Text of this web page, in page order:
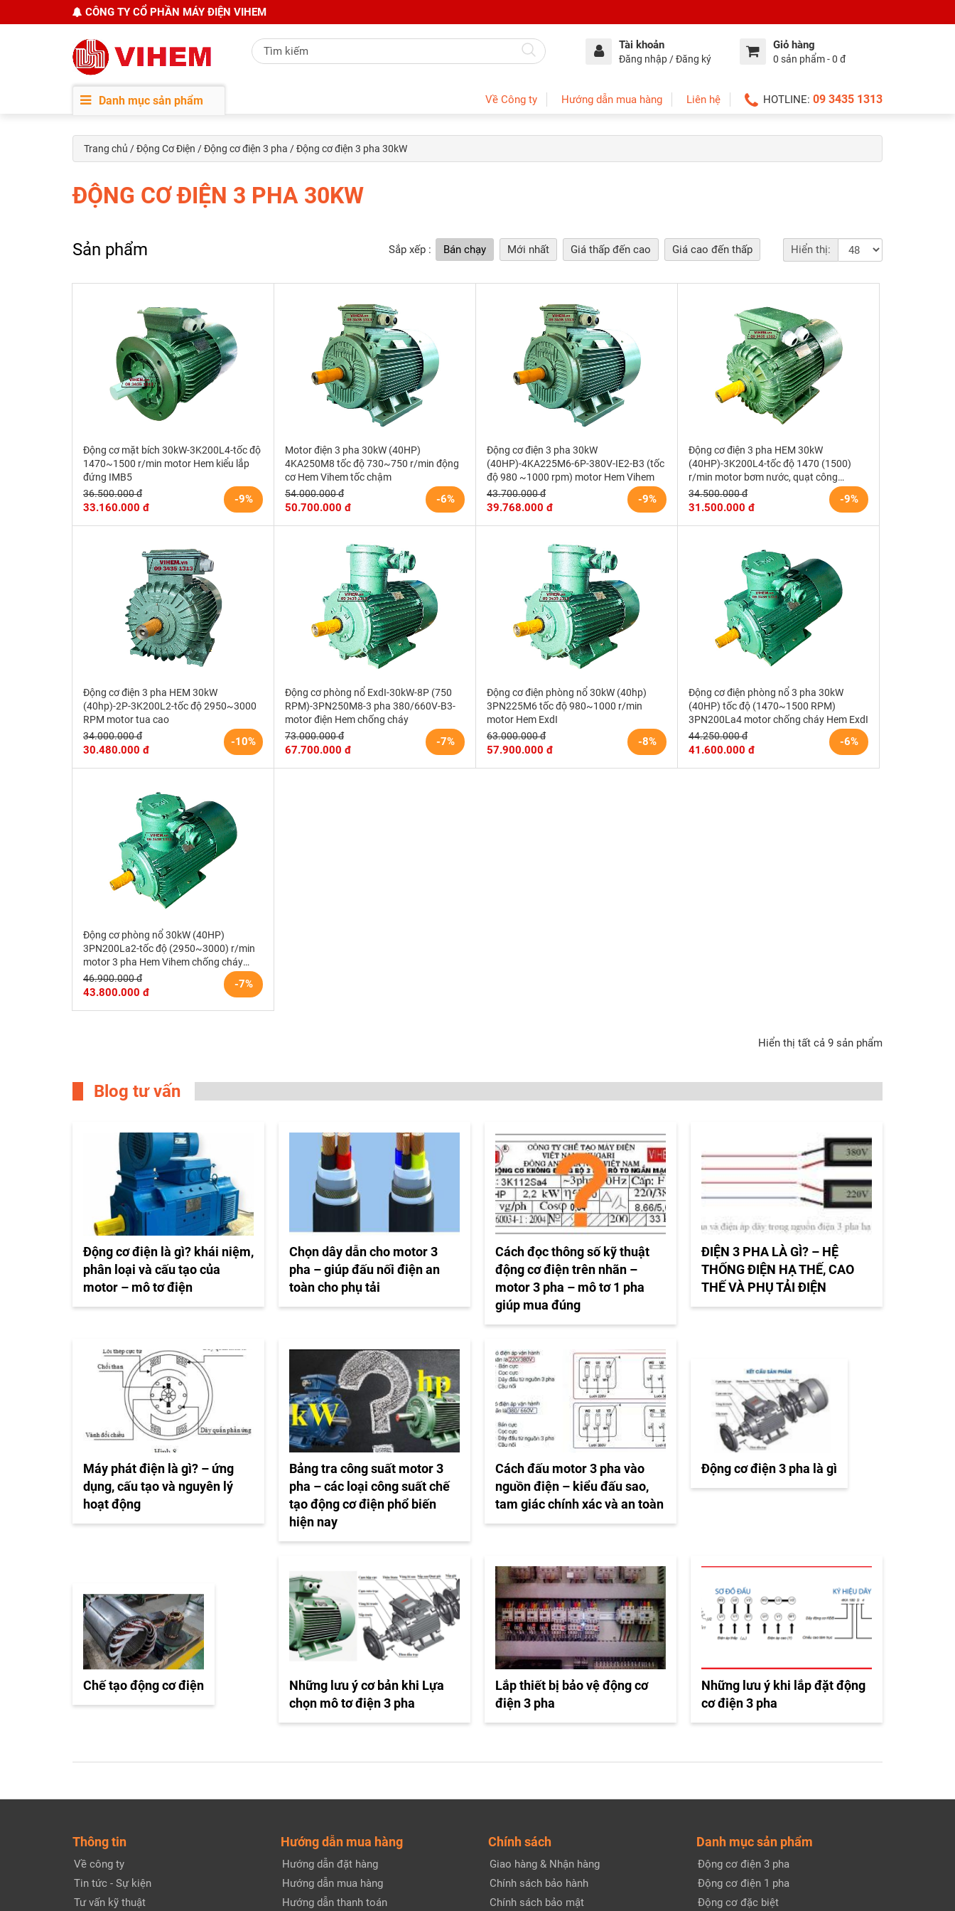
CÔNG TY CỔ PHẦN MÁY ĐIỆN VIHEM
Tài khoản
Đăng nhập / Đăng ký
Giỏ hàng
0 sản phẩm - 0 đ
Danh mục sản phẩm Về Công ty Hướng dẫn mua hàng Liên hệ HOTLINE: 09 3435 1313
Trang chủ /Động Cơ Điện /Động cơ điện 3 pha / Động cơ điện 3 pha 30kW
ĐỘNG CƠ ĐIỆN 3 PHA 30KW
Sản phẩm Hiển thị:
Sắp xếp : Bán chạy Mới nhất Giá thấp đến cao Giá cao đến thấp
Động cơ mặt bích 30kW-3K200L4-tốc độ
1470~1500 r/min motor Hem kiểu lắp
đứng IMB5
-9%
36.500.000 đ
33.160.000 đ
Motor điện 3 pha 30kW (40HP)
4KA250M8 tốc độ 730~750 r/min động
cơ Hem Vihem tốc chậm
-6%
54.000.000 đ
50.700.000 đ
Động cơ điện 3 pha 30kW
(40HP)-4KA225M6-6P-380V-IE2-B3 (tốc
độ 980 ~1000 rpm) motor Hem Vihem
-9%
43.700.000 đ
39.768.000 đ
Động cơ điện 3 pha HEM 30kW
(40HP)-3K200L4-tốc độ 1470 (1500)
r/min motor bơm nước, quạt công
nghiệp
-9%
34.500.000 đ
31.500.000 đ
Động cơ điện 3 pha HEM 30kW
(40hp)-2P-3K200L2-tốc độ 2950~3000
RPM motor tua cao
-10%
34.000.000 đ
30.480.000 đ
Động cơ phòng nổ ExdI-30kW-8P (750
RPM)-3PN250M8-3 pha 380/660V-B3-
motor điện Hem chống cháy
-7%
73.000.000 đ
67.700.000 đ
Động cơ điện phòng nổ 30kW (40hp)
3PN225M6 tốc độ 980~1000 r/min
motor Hem ExdI
-8%
63.000.000 đ
57.900.000 đ
Động cơ điện phòng nổ 3 pha 30kW
(40HP) tốc độ (1470~1500 RPM)
3PN200La4 motor chống cháy Hem ExdI
-6%
44.250.000 đ
41.600.000 đ
Động cơ phòng nổ 30kW (40HP)
3PN200La2-tốc độ (2950~3000) r/min
motor 3 pha Hem Vihem chống cháy
ExdI
-7%
46.900.000 đ
43.800.000 đ
Hiển thị tất cả 9 sản phẩm
Blog tư vấn
Động cơ điện là gì? khái niệm,
phân loại và cấu tạo của
motor – mô tơ điện
Chọn dây dẫn cho motor 3
pha – giúp đấu nối điện an
toàn cho phụ tải
Cách đọc thông số kỹ thuật
động cơ điện trên nhãn –
motor 3 pha – mô tơ 1 pha
giúp mua đúng
ĐIỆN 3 PHA LÀ GÌ? – HỆ
THỐNG ĐIỆN HẠ THẾ, CAO
THẾ VÀ PHỤ TẢI ĐIỆN
Máy phát điện là gì? – ứng
dụng, cấu tạo và nguyên lý
hoạt động
Bảng tra công suất motor 3
pha – các loại công suất chế
tạo động cơ điện phổ biến
hiện nay
Cách đấu motor 3 pha vào
nguồn điện – kiểu đấu sao,
tam giác chính xác và an toàn
Động cơ điện 3 pha là gì
Chế tạo động cơ điện
Những lưu ý cơ bản khi Lựa
chọn mô tơ điện 3 pha
Lắp thiết bị bảo vệ động cơ
điện 3 pha
Những lưu ý khi lắp đặt động
cơ điện 3 pha
Thông tin
Về công ty
Tin tức - Sự kiện
Tư vấn kỹ thuật
Hướng dẫn mua hàng
Hướng dẫn đặt hàng
Hướng dẫn mua hàng
Hướng dẫn thanh toán
Chính sách
Giao hàng & Nhận hàng
Chính sách bảo hành
Chính sách bảo mật
Danh mục sản phẩm
Động cơ điện 3 pha
Động cơ điện 1 pha
Động cơ đặc biệt